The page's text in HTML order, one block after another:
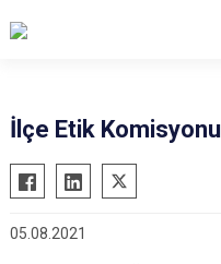
Akseki
Alanya
Elmalı
İlçe Etik Komisyonu
05.08.2021